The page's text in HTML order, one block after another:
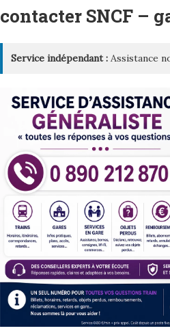
contacter SNCF –
Service indépendant : Assistance